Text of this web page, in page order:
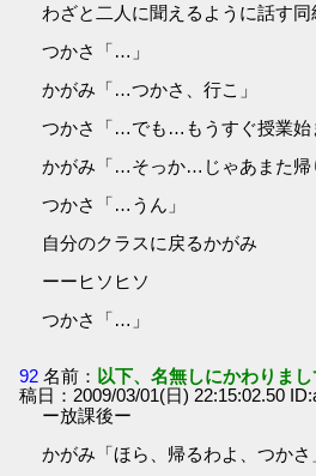
わざと二人に聞えるように話す同
つかさ「…」
かがみ「…つかさ、行こ」
つかさ「…でも…もうすぐ授業始
かがみ「…そっか…じゃあまた帰
つかさ「…うん」
自分のクラスに戻るかがみ
ーーヒソヒソ
つかさ「…」
92 名前： 以下、名無しにかわりま
稿日：2009/03/01(日) 22:15:02.50
ー放課後ー
かがみ「ほら、帰るわよ、つかさ